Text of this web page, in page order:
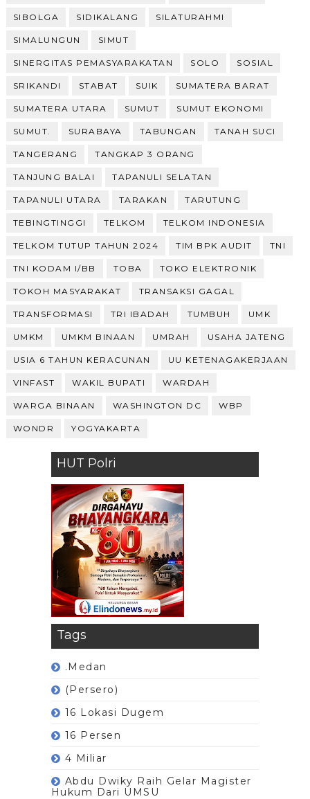
SIBOLGA SIDIKALANG SILATURAHMI
SIMALUNGUN SIMUT
SINERGITAS PEMASYARAKATAN SOLO SOSIAL
SRIKANDI STABAT SUIK SUMATERA BARAT
SUMATERA UTARA SUMUT SUMUT EKONOMI
SUMUT. SURABAYA TABUNGAN TANAH SUCI
TANGERANG TANGKAP 3 ORANG
TANJUNG BALAI TAPANULI SELATAN
TAPANULI UTARA TARAKAN TARUTUNG
TEBINGTINGGI TELKOM TELKOM INDONESIA
TELKOM TUTUP TAHUN 2024 TIM BPK AUDIT TNI
TNI KODAM I/BB TOBA TOKO ELEKTRONIK
TOKOH MASYARAKAT TRANSAKSI GAGAL
TRANSFORMASI TRI IBADAH TUMBUH UMK
UMKM UMKM BINAAN UMRAH USAHA JATENG
USIA 6 TAHUN KERACUNAN UU KETENAGAKERJAAN
VINFAST WAKIL BUPATI WARDAH
WARGA BINAAN WASHINGTON DC WBP
WONDR YOGYAKARTA
HUT Polri
Tags
.Medan
(Persero)
16 Lokasi Dugem
16 Persen
4 Miliar
Abdu Dwiky Raih Gelar Magister
Hukum Dari UMSU